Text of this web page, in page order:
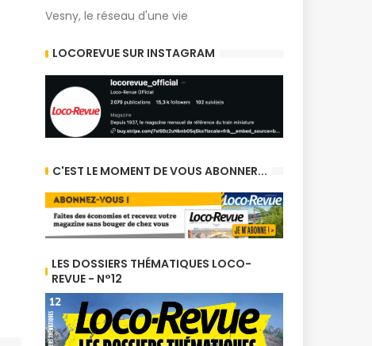
Vesny, le réseau d'une vie
LOCOREVUE SUR INSTAGRAM
C'EST LE MOMENT DE VOUS ABONNER...
LES DOSSIERS THÉMATIQUES LOCO-
REVUE - N°12